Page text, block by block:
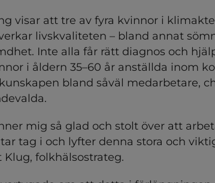
visar att tre av fyra kvinnor i
livskvaliteten – bland annat
Inte alla får rätt diagnos och
i åldern 35–60 år anställda inom
bland såväl medarbetare,
mig så glad och stolt över att
tag i och lyfter denna stora och
Klug, folkhälsostrateg.